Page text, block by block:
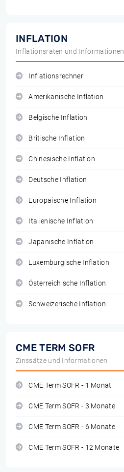
INFLATION
Inflationsraten und Informationen
Inflationsrechner
Amerikanische Inflation
Belgische Inflation
Britische Inflation
Chinesische Inflation
Deutsche Inflation
Europäische Inflation
Italienische Inflation
Japanische Inflation
Luxemburgische Inflation
Österreichische Inflation
Schweizerische Inflation
CME TERM SOFR
Zinssätze und Informationen
CME Term SOFR - 1 Monat
CME Term SOFR - 3 Monate
CME Term SOFR - 6 Monate
CME Term SOFR - 12 Monate